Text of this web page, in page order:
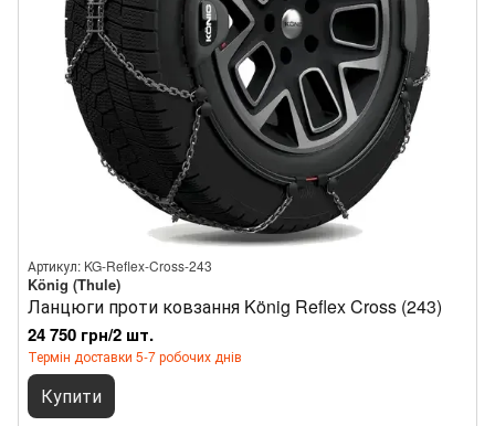
Артикул: KG-Reflex-Cross-243
König (Thule)
Ланцюги проти ковзання König Reflex Cross (243)
24 750 грн/2 шт.
Термін доставки 5-7 робочих днів
Купити